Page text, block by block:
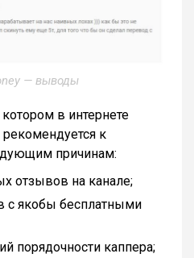
— выводы
в интернете
к
причинам:
отзывов на канале;
с якобы бесплатными
порядочности каппера;